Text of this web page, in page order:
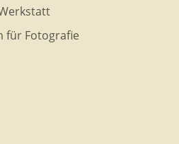
für Fotografie